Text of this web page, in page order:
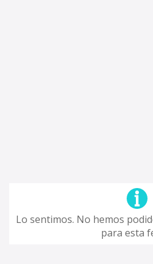
Lo sentimos. No hemos
para esta